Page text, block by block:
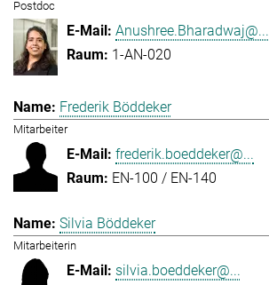
Postdoc
Anushree.Bharadwaj@...
1-AN-020
Frederik Böddeker
Mitarbeiter
frederik.boeddeker@...
EN-100 / EN-140
Silvia Böddeker
Mitarbeiterin
silvia.boeddeker@...